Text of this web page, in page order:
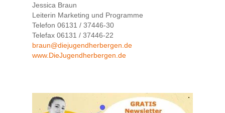
Jessica Braun
Leiterin Marketing und Programme
Telefon 06131 / 37446-30
Telefax 06131 / 37446-22
braun@diejugendherbergen.de
www.DieJugendherbergen.de